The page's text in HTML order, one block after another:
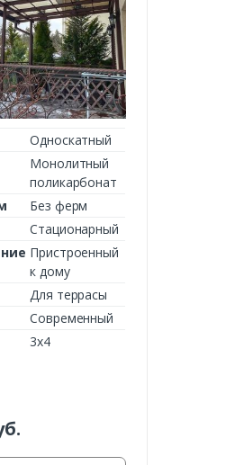
Односкатный
Монолитный
поликарбонат
Без ферм
Стационарный
Пристроенный
к дому
Для террасы
Современный
3х4